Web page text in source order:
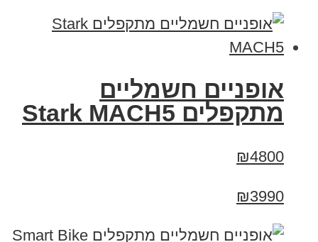
‏אופניים חשמליים
‏מתקפלים Stark MACH5
₪4800
₪3990